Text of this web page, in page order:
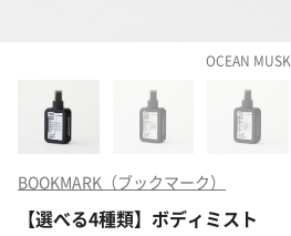
OCEAN MUSK
BOOKMARK（ブックマーク）
【選べる4種類】ボディミスト